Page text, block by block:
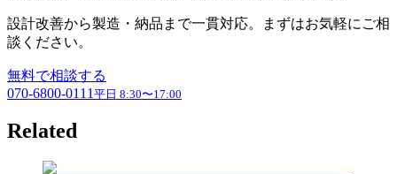
設計改善から製造・納品まで一貫対応。まずはお気軽にご相
談ください。
無料で相談する
070-6800-0111 平日 8:30〜17:00
Related